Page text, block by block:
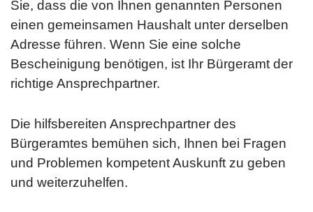
Sie, dass die von Ihnen genannten Personen
einen gemeinsamen Haushalt unter derselben
Adresse führen. Wenn Sie eine solche
Bescheinigung benötigen, ist Ihr Bürgeramt der
richtige Ansprechpartner.
Die hilfsbereiten Ansprechpartner des
Bürgeramtes bemühen sich, Ihnen bei Fragen
und Problemen kompetent Auskunft zu geben
und weiterzuhelfen.